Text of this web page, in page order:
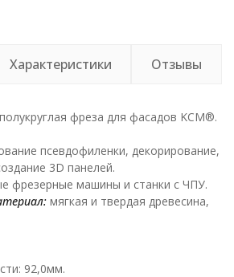
Характеристики Отзывы
фреза для фасадов KCM®.
псевдофиленки, декорирование,
3D панелей.
фрезерные машины и станки с ЧПУ.
мягкая и твердая древесина,
92,0мм.